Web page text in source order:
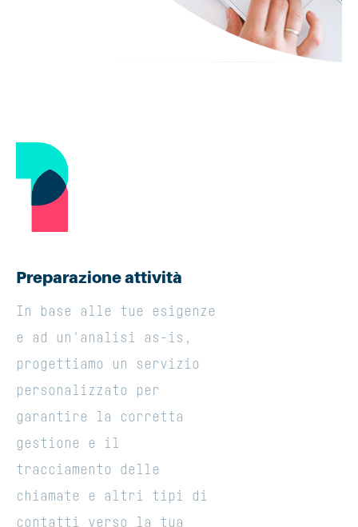
Preparazione attività
In base alle tue esigenze
e ad un'analisi as-is,
progettiamo un servizio
personalizzato per
garantire la corretta
gestione e il
tracciamento delle
chiamate e altri tipi di
contatti verso la tua